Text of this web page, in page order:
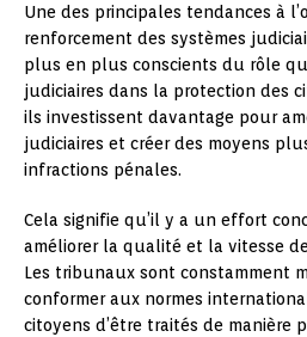
Une des principales tendances à
renforcement des systèmes
plus en plus conscients du rôle
judiciaires dans la protection des
ils investissent davantage pour
judiciaires et créer des moyens
infractions pénales.
Cela signifie qu’il y a un effort
améliorer la qualité et la vitesse
Les tribunaux sont constamment
conformer aux normes
citoyens d’être traités de